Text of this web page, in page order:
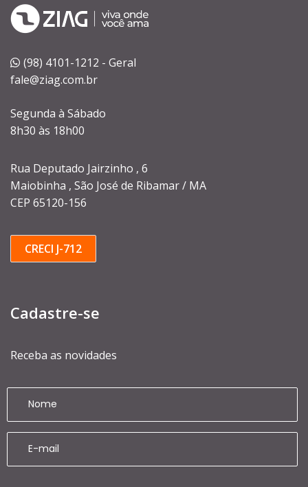
(98) 4101-1212 - Geral
fale@ziag.com.br
Segunda à Sábado
8h30 às 18h00
Rua Deputado Jairzinho , 6
Maiobinha , São José de Ribamar / MA
CEP 65120-156
CRECI J-712
Cadastre-se
Receba as novidades